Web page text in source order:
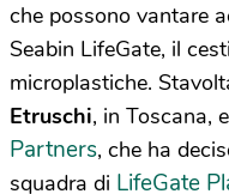
che possono vantare
Seabin LifeGate, il
microplastiche.
Etruschi, in Toscana,
Partners, che ha
squadra di LifeGate